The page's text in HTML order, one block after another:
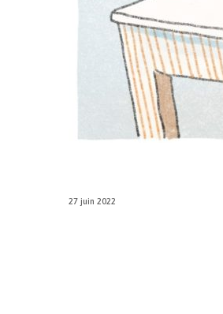
27 juin 2022